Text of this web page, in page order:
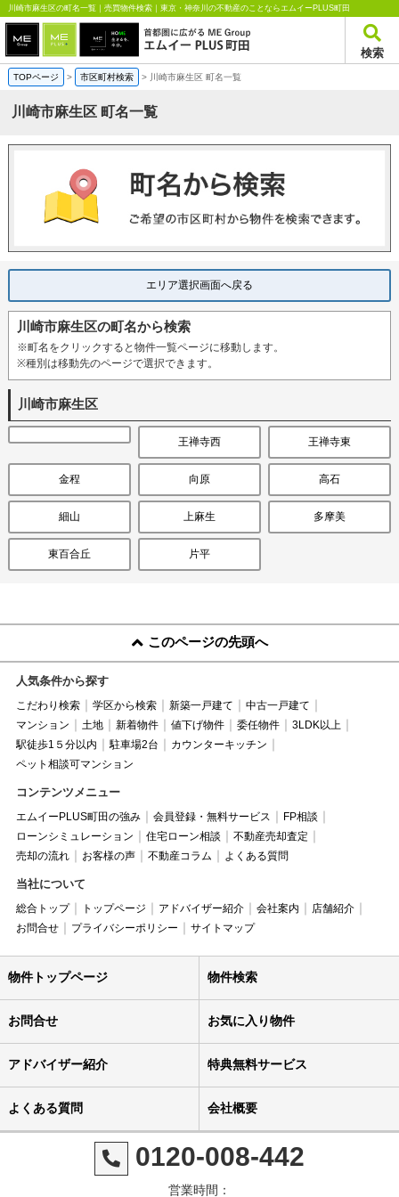
川崎市麻生区の町名一覧｜売買物件検索｜東京・神奈川の不動産のことならエムイーPLUS町田
検索
TOPページ > 市区町村検索 > 川崎市麻生区 町名一覧
川崎市麻生区 町名一覧
エリア選択画面へ戻る
川崎市麻生区の町名から検索
※町名をクリックすると物件一覧ページに移動します。
※種別は移動先のページで選択できます。
川崎市麻生区
王禅寺西 王禅寺東
金程 向原 高石
細山 上麻生 多摩美
東百合丘 片平
このページの先頭へ
人気条件から探す
こだわり検索 学区から検索 新築一戸建て
中古一戸建て
マンション
土地 新着物件 値下げ物件 委任物件
3LDK以上
駅徒歩1５分以内
駐車場2台
カウンターキッチン
ペット相談可マンション
コンテンツメニュー
エムイーPLUS町田の強み 会員登録・無料サービス
FP相談
ローンシミュレーション
住宅ローン相談
不動産売却査定
売却の流れ
お客様の声 不動産コラム よくある質問
当社について
総合トップ トップページ アドバイザー紹介 会社案内
店舗紹介
お問合せ
プライバシーポリシー サイトマップ
物件トップページ 物件検索
お問合せ お気に入り物件
アドバイザー紹介 特典無料サービス
よくある質問 会社概要
0120-008-442
営業時間：